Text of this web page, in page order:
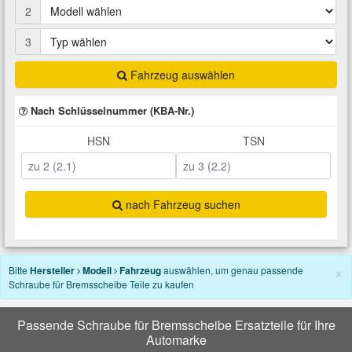
2
3
Fahrzeug auswählen
Nach Schlüsselnummer (KBA-Nr.)
HSN TSN
nach Fahrzeug suchen
×
Bitte Hersteller Modell Fahrzeugauswählen, um genau passende
Schraube für Bremsscheibe Teile zu kaufen
Passende Schraube für Bremsscheibe Ersatzteile für Ihre
Automarke
Heizung und Klimaanlage
Kraftstoffsystem
Kühlung
Lenkung
Motor
Karosserieteile
Räder und Reifen
Montage
Reiniger
Rostlöser
Scheibenkleber
Schmiermittel
Total Motoröle
Druckluft Werkzeuge
Fahrwerk Werkzeuge
Halterung Abgasstrang
Handwerkzeuge
Kfz Spezialwerkzeuge
Leitungsverbinder
Motortechnik Werkzeuge
Prüf- und Messwerkzeuge
Glühlampen
Kfz-Pflege
Kofferraumwanne
Ladetechnik für Elektroautos
Marderschutz
Nachrüstwischer
Pannenhilfe
Reifen Zubehör
VW Ersatzteile
Abarth Ersatzteile
Alfa Romeo Ersatzteile
Audi Ersatzteile
BMW Ersatzteile
Chevrolet Ersatzteile
Chrysler Ersatzteile
Cupra Ersatzteile